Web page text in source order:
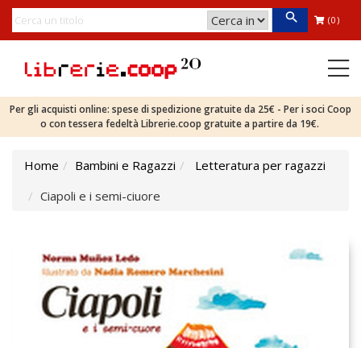
(0)
Per gli acquisti online: spese di spedizione gratuite da 25€ - Per i soci Coop
o con tessera fedeltà Librerie.coop gratuite a partire da 19€.
Home Bambini e Ragazzi
Letteratura per ragazzi
Ciapoli e i semi-ciuore